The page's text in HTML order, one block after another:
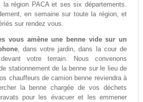
la région PACA et ses six départements.
en semaine sur toute la région, et
sur rendez vous.
vous amène une benne vide sur un
, dans votre jardin, dans la cour de
votre terrain. Nous convenons
stationnement de la benne sur le lieu de
chauffeurs de camion benne reviendra à
la benne chargée de vos déchets
pour les évacuer et les emmener